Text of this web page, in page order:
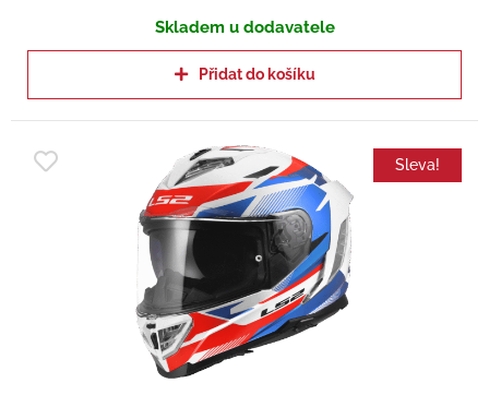
Skladem u dodavatele
Přidat do košíku
Sleva!